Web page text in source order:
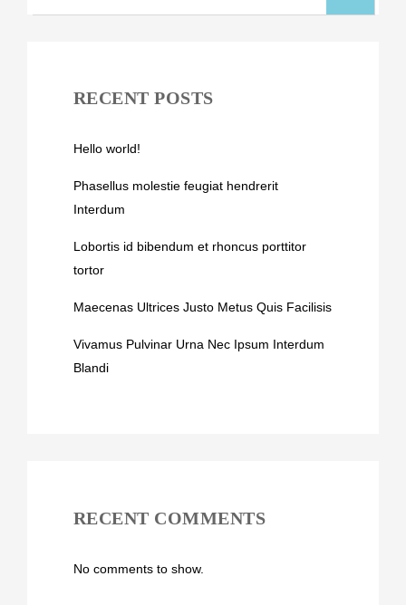
RECENT POSTS
Hello world!
Phasellus molestie feugiat hendrerit
Interdum
Lobortis id bibendum et rhoncus porttitor
tortor
Maecenas Ultrices Justo Metus Quis Facilisis
Vivamus Pulvinar Urna Nec Ipsum Interdum
Blandi
RECENT COMMENTS
No comments to show.